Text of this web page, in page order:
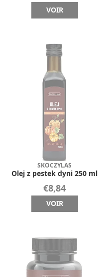
VOIR
SKOCZYLAS
Olej z pestek dyni 250 ml
€8,84
VOIR